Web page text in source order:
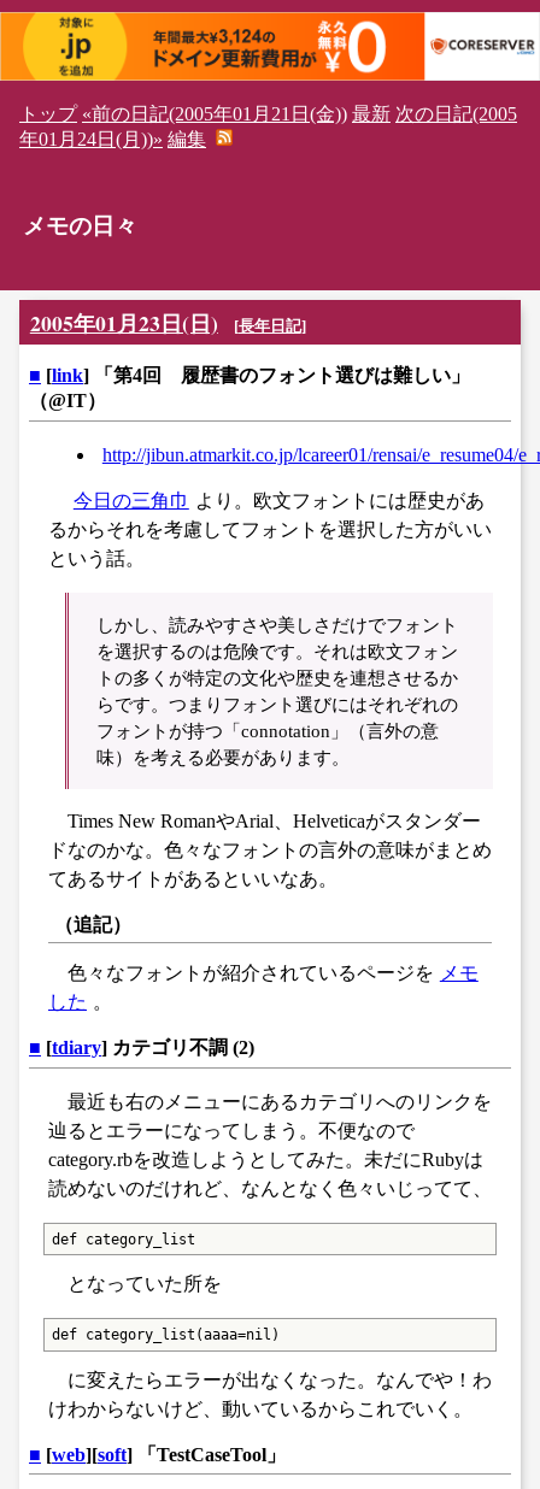
トップ «前の日記(2005年01月21日(金)) 最新 次の日記(2005
年01月24日(月))» 編集
メモの日々
2005年01月23日(日) [長年日記]
■ [link] 「第4回 履歴書のフォント選びは難しい」
（@IT）
http://jibun.atmarkit.co.jp/lcareer01/rensai/e_resume04/
今日の三角巾 より。欧文フォントには歴史があ
るからそれを考慮してフォントを選択した方がいい
という話。
しかし、読みやすさや美しさだけでフォント
を選択するのは危険です。それは欧文フォン
トの多くが特定の文化や歴史を連想させるか
らです。つまりフォント選びにはそれぞれの
フォントが持つ「connotation」（言外の意
味）を考える必要があります。
Times New RomanやArial、Helveticaがスタンダー
ドなのかな。色々なフォントの言外の意味がまとめ
てあるサイトがあるといいなあ。
（追記）
色々なフォントが紹介されているページを メモ
した 。
■ [tdiary] カテゴリ不調 (2)
最近も右のメニューにあるカテゴリへのリンクを
辿るとエラーになってしまう。不便なので
category.rbを改造しようとしてみた。未だにRubyは
読めないのだけれど、なんとなく色々いじってて、
def category_list
となっていた所を
def category_list(aaaa=nil)
に変えたらエラーが出なくなった。なんでや！わ
けわからないけど、動いているからこれでいく。
■ [web][soft] 「TestCaseTool」